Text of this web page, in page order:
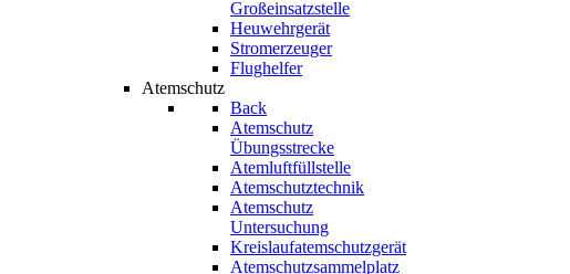
Großeinsatzstelle
Heuwehrgerät
Stromerzeuger
Flughelfer
Atemschutz
Back
Atemschutz
Übungsstrecke
Atemluftfüllstelle
Atemschutztechnik
Atemschutz
Untersuchung
Kreislaufatemschutzgerät
Atemschutzsammelplatz